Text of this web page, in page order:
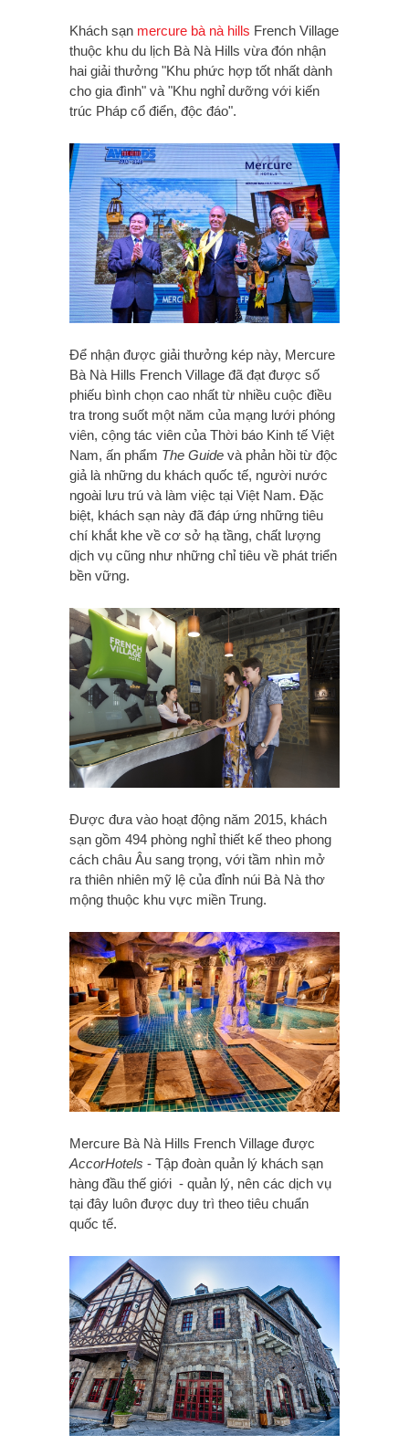
Khách sạn mercure bà nà hills French Village
thuộc khu du lịch Bà Nà Hills vừa đón nhận
hai giải thưởng "Khu phức hợp tốt nhất dành
cho gia đình" và "Khu nghỉ dưỡng với kiến
trúc Pháp cổ điển, độc đáo".
Để nhận được giải thưởng kép này, Mercure
Bà Nà Hills French Village đã đạt được số
phiếu bình chọn cao nhất từ nhiều cuộc điều
tra trong suốt một năm của mạng lưới phóng
viên, cộng tác viên của Thời báo Kinh tế Việt
Nam, ấn phẩm The Guide và phản hồi từ độc
giả là những du khách quốc tế, người nước
ngoài lưu trú và làm việc tại Việt Nam. Đặc
biệt, khách sạn này đã đáp ứng những tiêu
chí khắt khe về cơ sở hạ tầng, chất lượng
dịch vụ cũng như những chỉ tiêu về phát triển
bền vững.
Được đưa vào hoạt động năm 2015, khách
sạn gồm 494 phòng nghỉ thiết kế theo phong
cách châu Âu sang trọng, với tầm nhìn mở
ra thiên nhiên mỹ lệ của đỉnh núi Bà Nà thơ
mộng thuộc khu vực miền Trung.
Mercure Bà Nà Hills French Village được
AccorHotels - Tập đoàn quản lý khách sạn
hàng đầu thế giới - quản lý, nên các dịch vụ
tại đây luôn được duy trì theo tiêu chuẩn
quốc tế.